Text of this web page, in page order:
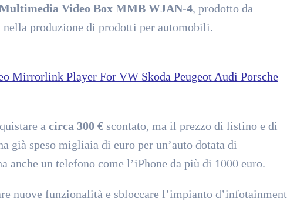
Video Box MMB WJAN-4, prodotto da
nella produzione di prodotti per automobili.
Mirrorlink Player For VW Skoda Peugeot Audi Porsche
a circa 300 € scontato, ma il prezzo di listino e di
già speso migliaia di euro per un’auto dotata di
anche un telefono come l’iPhone da più di 1000 euro.
nuove funzionalità e sbloccare l’impianto d’infotainment